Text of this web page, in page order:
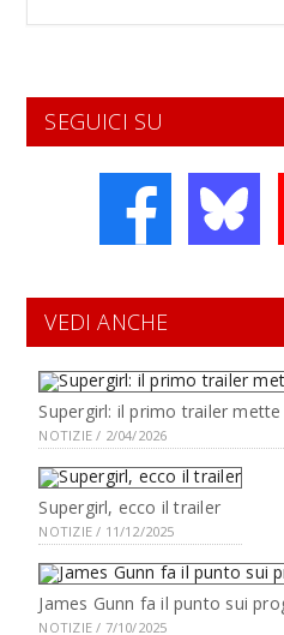
SEGUICI SU
VEDI ANCHE
Supergirl: il primo trailer
NOTIZIE / 2/04/2026
Supergirl, ecco il trailer
NOTIZIE / 11/12/2025
James Gunn fa il punto sui
NOTIZIE / 7/10/2025